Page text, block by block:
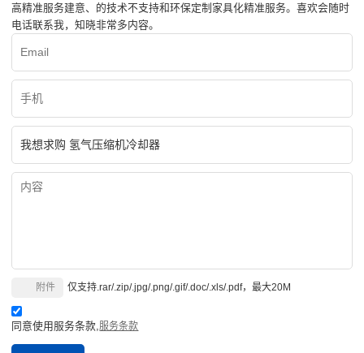
高精准服务建意、的技术不支持和环保定制家具化精准服务。喜欢会随时
电话联系我，知晓非常多内容。
仅支持.rar/.zip/.jpg/.png/.gif/.doc/.xls/.pdf，最大20M
附件
同意使用服务条款, 服务条款